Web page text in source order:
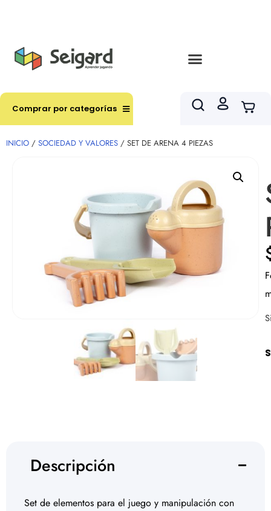
Comprar por categorías
INICIO / SOCIEDAD Y VALORES / SET DE ARENA 4 PIEZAS
Descripción
Set de elementos para el juego y manipulación con